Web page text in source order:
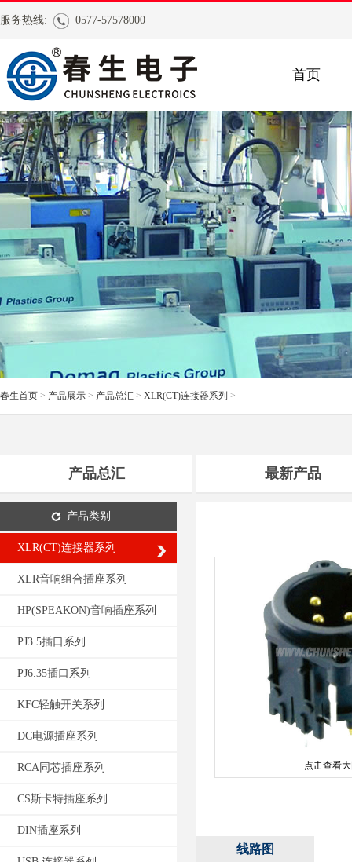
服务热线: 0577-57578000
首页
春生首页 > 产品展示 > 产品总汇 > XLR(CT)连接器系列 >
产品总汇 最新产品
产品类别
XLR(CT)连接器系列
XLR音响组合插座系列
HP(SPEAKON)音响插座系列
PJ3.5插口系列
PJ6.35插口系列
KFC轻触开关系列
DC电源插座系列
RCA同芯插座系列
CS斯卡特插座系列
DIN插座系列
点击查看
线路图